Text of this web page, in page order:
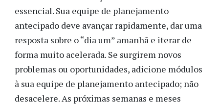
essencial. Sua equipe de planejamento
antecipado deve avançar rapidamente, dar uma
resposta sobre o “dia um” amanhã e iterar de
forma muito acelerada. Se surgirem novos
problemas ou oportunidades, adicione módulos
à sua equipe de planejamento antecipado; não
desacelere. As próximas semanas e meses